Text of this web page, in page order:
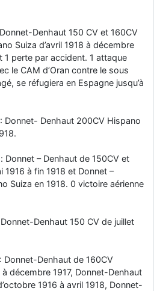
Denhaut 150 CV et 160CV
Suiza d’avril 1918 à décembre
1 perte par accident. 1 attaque
le CAM d’Oran contre le sous
se réfugiera en Espagne jusqu’à
Donnet- Denhaut 200CV Hispano
Donnet – Denhaut de 150CV et
1916 à fin 1918 et Donnet –
Suiza en 1918. 0 victoire aérienne
Denhaut 150 CV de juillet
Donnet-Denhaut de 160CV
décembre 1917, Donnet-Denhaut
1916 à avril 1918, Donnet-